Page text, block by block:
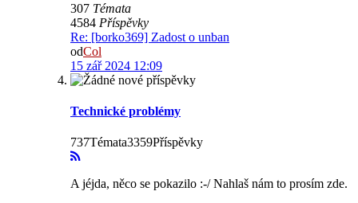
307 Témata
4584 Příspěvky
Re: [borko369] Zadost o unban
odCol
15 zář 2024 12:09
Technické problémy
737Témata3359Příspěvky
A jéjda, něco se pokazilo :-/ Nahlaš nám to prosím zde.